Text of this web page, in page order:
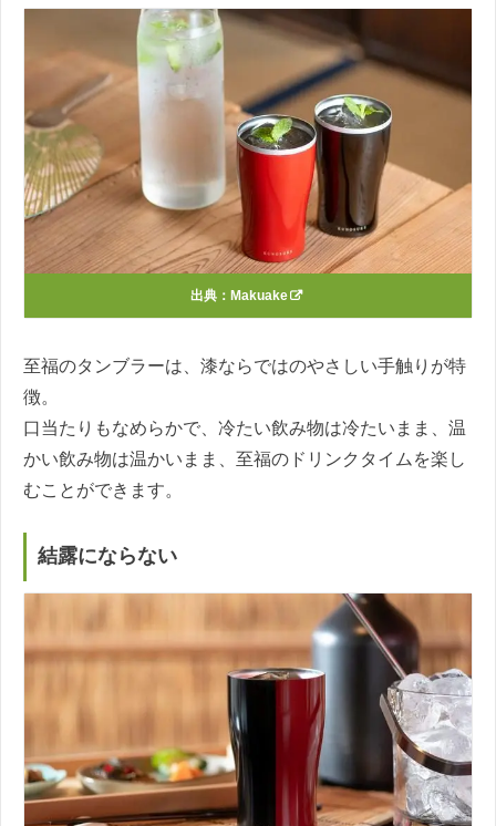
出典： Makuake
至福のタンブラーは、漆ならではのやさしい手触りが特
徴。
口当たりもなめらかで、冷たい飲み物は冷たいまま、温
かい飲み物は温かいまま、至福のドリンクタイムを楽し
むことができます。
結露にならない